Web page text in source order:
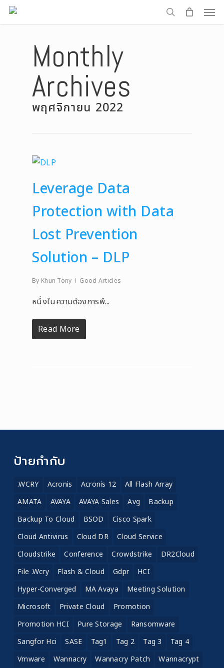
Skip
to
search
Monthly
Archives
พฤศจิกายน 2022
Leverage Data
Protection with Data
Lost Prevention
Solution – DLP
By Khun Tony Good Articles
หนึ่งในความต้องการพื...
Read More
ป้ายกำกับ
.WCRY Acronis Acronis 12
All Flash Array
AMATA
AVAYA AVAYA Sales Avg
Backup
Backup To Cloud
BSOD
Cisco Spark
Cloud Antivirus
Cloud DR
Cloud Service
Cloudstrike
Conference Crowdstrike
DR2Cloud
File .wcry
Flash & Cloud Gdpr
HCI
Hyper-Converged
MA Avaya
Meeting Solution
Microsoft
Private Cloud
Promotion
Promotion HCI
Pure Storage
Ransomware
Sangfor Hci
SASE Tag1 Tag 2 Tag 3
Tag 4
Vmware
Wannacry Wannacry Patch
Wannacrypt